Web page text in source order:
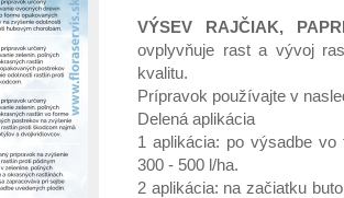
VÝSEV RAJČIAK,
ovplyvňuje rast a vývoj
kvalitu.
Prípravok používajte v
Delená aplikácia
1 aplikácia: po výsadbe
300 - 500 l/ha.
2 aplikácia: na začiatku